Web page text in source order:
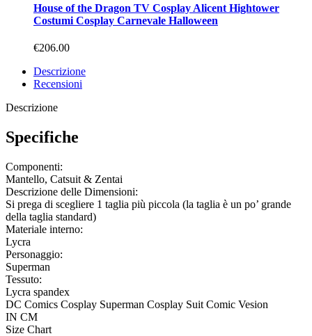
House of the Dragon TV Cosplay Alicent Hightower
Costumi Cosplay Carnevale Halloween
€206.00
Descrizione
Recensioni
Descrizione
Specifiche
Componenti:
Mantello, Catsuit & Zentai
Descrizione delle Dimensioni:
Si prega di scegliere 1 taglia più piccola (la taglia è un po’ grande
della taglia standard)
Materiale interno:
Lycra
Personaggio:
Superman
Tessuto:
Lycra spandex
DC Comics Cosplay Superman Cosplay Suit Comic Vesion
IN CM
Size Chart